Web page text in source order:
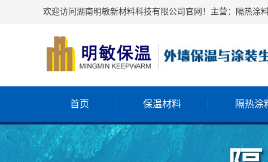
欢迎访问湖南明敏新材料科技有限公司官网！主营：隔热涂
首页 保温材料 隔热涂